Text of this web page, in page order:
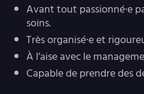
Avant tout passionné·e
soins.
Très organisé·e et
À l’aise avec le
Capable de prendre des